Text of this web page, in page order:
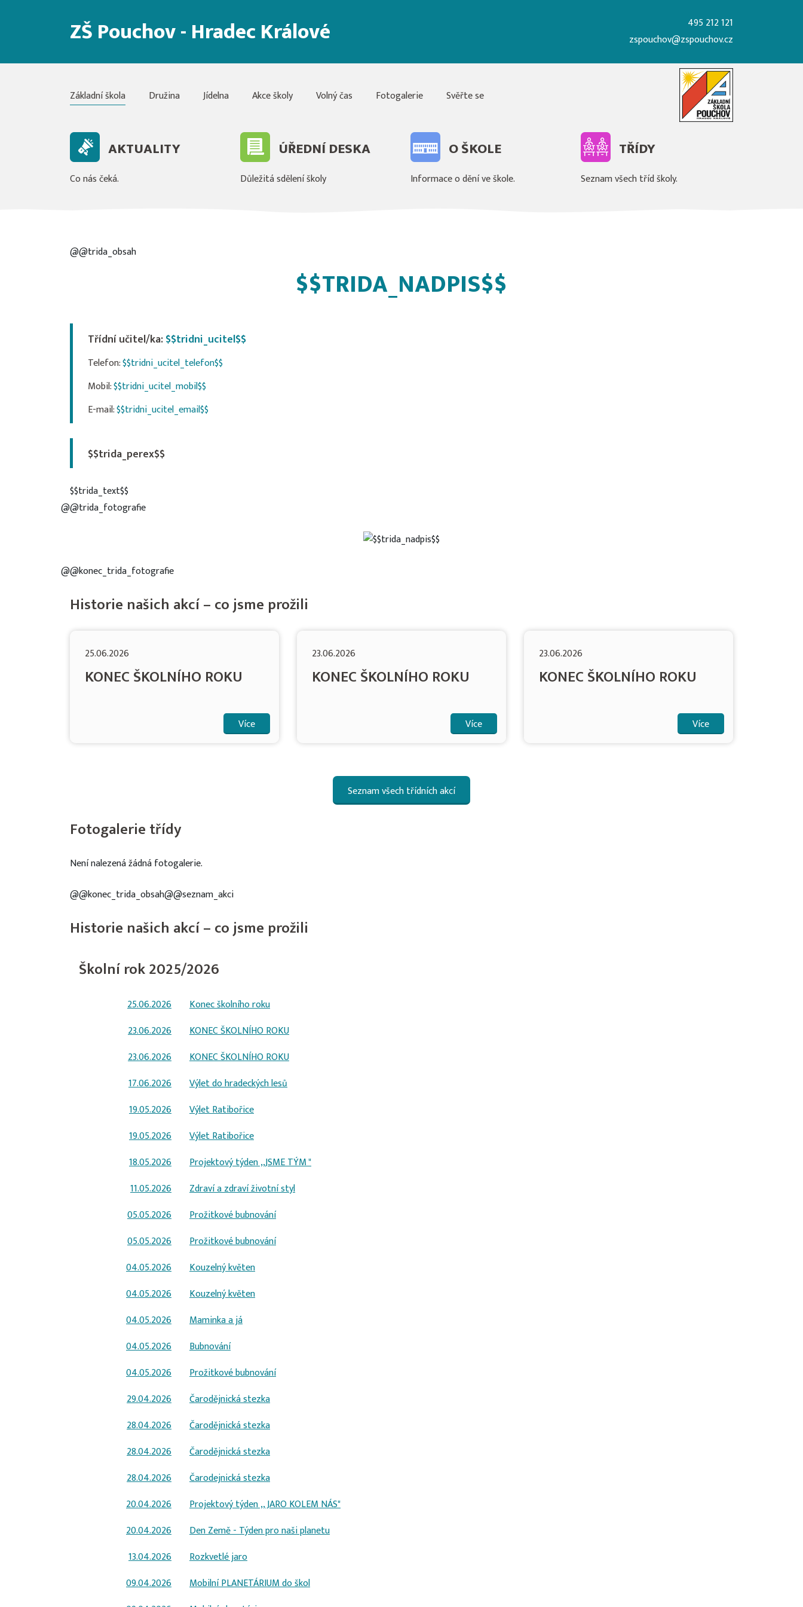
ZŠ Pouchov - Hradec Králové
495 212 121
zspouchov@zspouchov.cz
Základní škola Družina Jídelna Akce školy Volný čas Fotogalerie Svěřte se
AKTUALITY
Co nás čeká.
ÚŘEDNÍ DESKA
Důležitá sdělení školy
O ŠKOLE
Informace o dění ve škole.
TŘÍDY
Seznam všech tříd školy.
@@trida_obsah
$$TRIDA_NADPIS$$
Třídní učitel/ka:$$tridni_ucitel$$
Telefon:$$tridni_ucitel_telefon$$
Mobil:$$tridni_ucitel_mobil$$
E-mail:$$tridni_ucitel_email$$
$$trida_perex$$
$$trida_text$$
@@trida_fotografie
@@konec_trida_fotografie
Historie našich akcí – co jsme prožili
25.06.2026
KONEC ŠKOLNÍHO ROKU
Více
23.06.2026
KONEC ŠKOLNÍHO ROKU
Více
23.06.2026
KONEC ŠKOLNÍHO ROKU
Více
Seznam všech třídních akcí
Fotogalerie třídy
Není nalezená žádná fotogalerie.
@@konec_trida_obsah@@seznam_akci
Historie našich akcí – co jsme prožili
Školní rok 2025/2026
25.06.2026
Konec školního roku
23.06.2026
KONEC ŠKOLNÍHO ROKU
23.06.2026
KONEC ŠKOLNÍHO ROKU
17.06.2026
Výlet do hradeckých lesů
19.05.2026
Výlet Ratibořice
19.05.2026
Výlet Ratibořice
18.05.2026
Projektový týden ,,JSME TÝM "
11.05.2026
Zdraví a zdraví životní styl
05.05.2026
Prožitkové bubnování
05.05.2026
Prožitkové bubnování
04.05.2026
Kouzelný květen
04.05.2026
Kouzelný květen
04.05.2026
Maminka a já
04.05.2026
Bubnování
04.05.2026
Prožitkové bubnování
29.04.2026
Čarodějnická stezka
28.04.2026
Čarodějnická stezka
28.04.2026
Čarodějnická stezka
28.04.2026
Čarodejnická stezka
20.04.2026
Projektový týden ,, JARO KOLEM NÁS"
20.04.2026
Den Země - Týden pro naši planetu
13.04.2026
Rozkvetlé jaro
09.04.2026
Mobilní PLANETÁRIUM do škol